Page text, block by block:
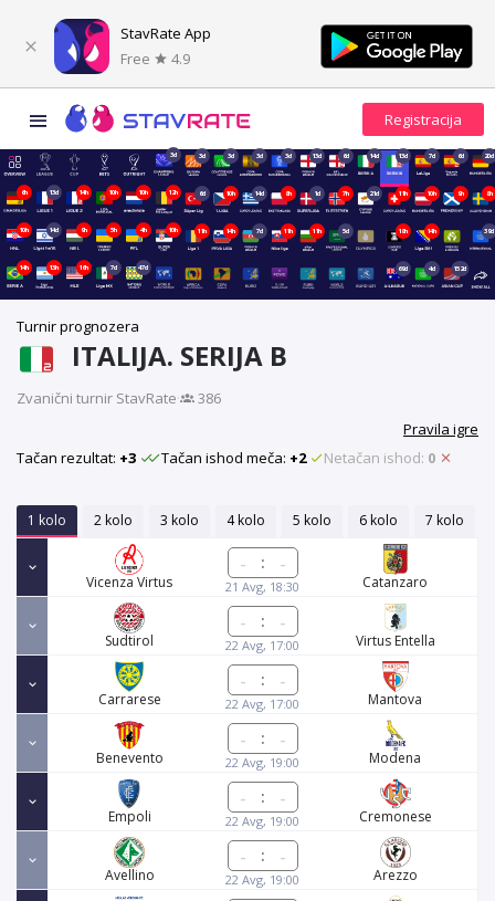
StavRate App
Free
4.9
3d 3d 3d 3d 3d 13d 6d 14d 13d 7d 6d 20d
6h 13d 14h 10h 10h 12h 6d 10h 14d 8h 1d 7h 21d 11h 10h 9h 8h
10h 14d 9h 5h 4h 10h 11h 14h 7d 11h 11h 5d 18h 14h 39d
14h 13h 16h 7d 47d 69d 4d 152d
Turnir prognozera
ITALIJA. SERIJA B
Zvanični turnir StavRate·
386
Pravila igre
Tačan rezultat: +3 Tačan ishod meča: +2 Netačan ishod: 0
1 kolo 2 kolo 3 kolo 4 kolo 5 kolo 6 kolo 7 kolo
Vicenza Virtus
:
21 Avg, 18:30 Catanzaro
Sudtirol
:
22 Avg, 17:00 Virtus Entella
Carrarese
:
22 Avg, 17:00 Mantova
Benevento
:
22 Avg, 19:00 Modena
Empoli
:
22 Avg, 19:00 Cremonese
Avellino
:
22 Avg, 19:00 Arezzo